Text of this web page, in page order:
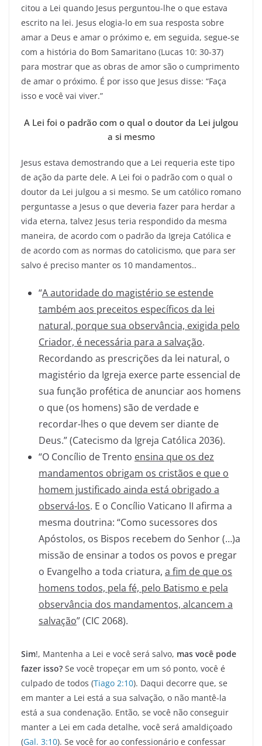
citou a Lei quando Jesus perguntou-lhe o que estava
escrito na lei. Jesus elogia-lo em sua resposta sobre
amar a Deus e amar o próximo e, em seguida, segue-se
com a história do Bom Samaritano (Lucas 10: 30-37)
para mostrar que as obras de amor são o cumprimento
de amar o próximo. É por isso que Jesus disse: “Faça
isso e você vai viver.”
A Lei foi o padrão com o qual o doutor da Lei julgou
a si mesmo
Jesus estava demostrando que a Lei requeria este tipo
de ação da parte dele. A Lei foi o padrão com o qual o
doutor da Lei julgou a si mesmo. Se um católico romano
perguntasse a Jesus o que deveria fazer para herdar a
vida eterna, talvez Jesus teria respondido da mesma
maneira, de acordo com o padrão da Igreja Católica e
de acordo com as normas do catolicismo, que para ser
salvo é preciso manter os 10 mandamentos..
“A autoridade do magistério se estende
também aos preceitos específicos da lei
natural, porque sua observância, exigida pelo
Criador, é necessária para a salvação.
Recordando as prescrições da lei natural, o
magistério da Igreja exerce parte essencial de
sua função profética de anunciar aos homens
o que (os homens) são de verdade e
recordar-lhes o que devem ser diante de
Deus.” (Catecismo da Igreja Católica 2036).
“O Concílio de Trento ensina que os dez
mandamentos obrigam os cristãos e que o
homem justificado ainda está obrigado a
observá-los. E o Concílio Vaticano II afirma a
mesma doutrina: “Como sucessores dos
Apóstolos, os Bispos recebem do Senhor (…)a
missão de ensinar a todos os povos e pregar
o Evangelho a toda criatura, a fim de que os
homens todos, pela fé, pelo Batismo e pela
observância dos mandamentos, alcancem a
salvação” (CIC 2068).
Sim!, Mantenha a Lei e você será salvo, mas você pode
fazer isso? Se você tropeçar em um só ponto, você é
culpado de todos (Tiago 2:10). Daqui decorre que, se
em manter a Lei está a sua salvação, o não mantê-la
está a sua condenação. Então, se você não conseguir
manter a Lei em cada detalhe, você será amaldiçoado
(Gal. 3:10). Se você for ao confessionário e confessar